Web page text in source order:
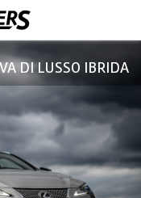
DI LUSSO IBRIDA